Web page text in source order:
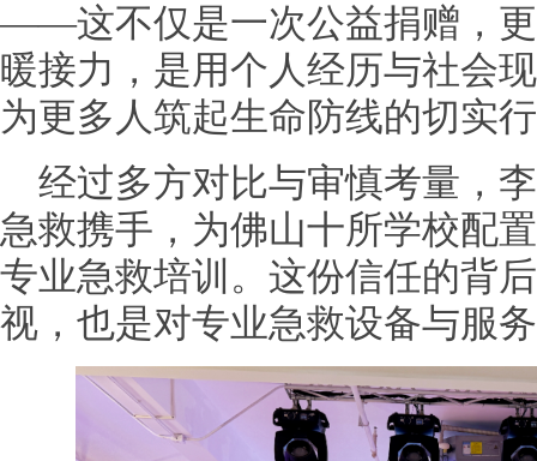
——这不仅是一次公益捐赠，
暖接力，是用个人经历与社会
为更多人筑起生命防线的切实
经过多方对比与审慎考量，
急救携手，为佛山十所学校配
专业急救培训。这份信任的背
视，也是对专业急救设备与服